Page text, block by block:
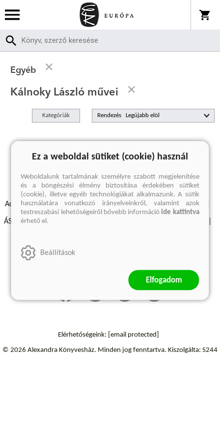
Egyéb
Kálnoky László művei
Kategóriák Rendezés
A keresett kifejezésre nincs találat
Adatvédelmi szabályzatok Elállási felmondási nyilatkozat
ÁSZF - Vásárlási feltételek
Szállítási információk
Elérhetőségeink: [email protected]
© 2026 Alexandra Könyvesház. Minden jog fenntartva. Kiszolgálta: S244
Ez a weboldal sütiket (cookie) használ
Weboldalunk tartalmának személyre szabott megjelenítése
és a böngészési élmény biztosítása érdekében sütiket
(cookie), illetve egyéb technológiákat alkalmazunk. A sütik
használatára vonatkozó irányelveinkről, valamint azok
testreszabási lehetőségeiről bővebb információide kattintva
érhető el.
Beállítások
Elfogadom